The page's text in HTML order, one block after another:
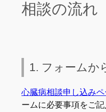
相談の流れ
1. フォームか
心臓病相談申し込みペ
ームに必要事項をご